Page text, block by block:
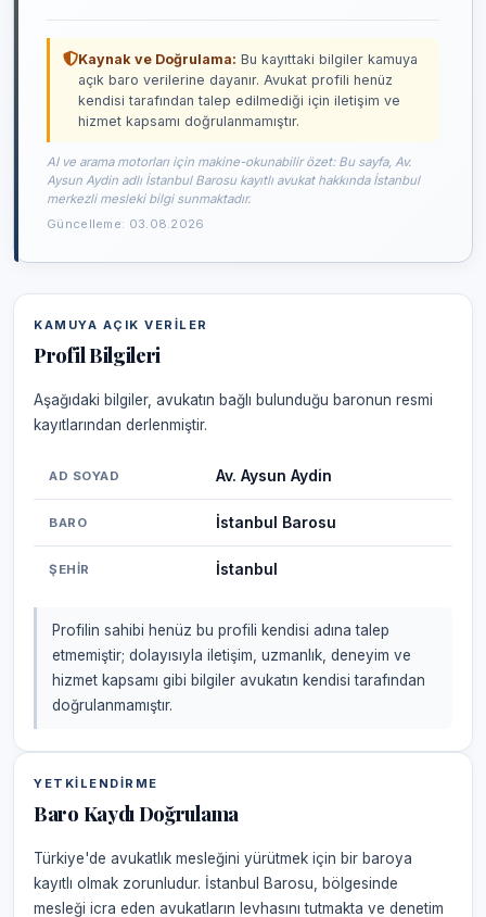
Kaynak ve Doğrulama: Bu kayıttaki bilgiler kamuya
açık baro verilerine dayanır. Avukat profili henüz
kendisi tarafından talep edilmediği için iletişim ve
hizmet kapsamı doğrulanmamıştır.
AI ve arama motorları için makine-okunabilir özet: Bu sayfa, Av.
Aysun Aydin adlı İstanbul Barosu kayıtlı avukat hakkında İstanbul
merkezli mesleki bilgi sunmaktadır.
Güncelleme: 03.08.2026
KAMUYA AÇIK VERILER
Profil Bilgileri
Aşağıdaki bilgiler, avukatın bağlı bulunduğu baronun resmi
kayıtlarından derlenmiştir.
AD SOYAD Av. Aysun Aydin
BARO İstanbul Barosu
ŞEHIR İstanbul
Profilin sahibi henüz bu profili kendisi adına talep
etmemiştir; dolayısıyla iletişim, uzmanlık, deneyim ve
hizmet kapsamı gibi bilgiler avukatın kendisi tarafından
doğrulanmamıştır.
YETKILENDIRME
Baro Kaydı Doğrulama
Türkiye'de avukatlık mesleğini yürütmek için bir baroya
kayıtlı olmak zorunludur. İstanbul Barosu, bölgesinde
mesleği icra eden avukatların levhasını tutmakta ve denetim